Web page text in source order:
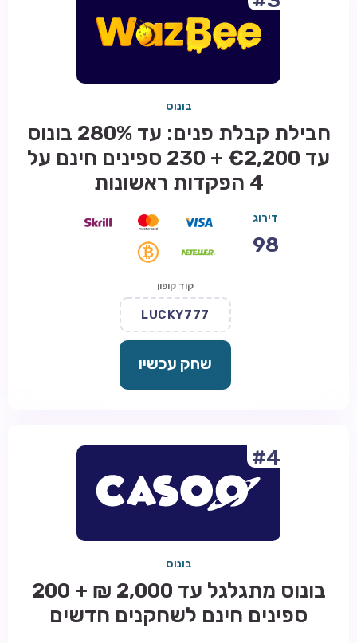
בונוס
חבילת קבלת פנים: עד 280% בונוס
עד €2,200 + 230 ספינים חינם על
4 הפקדות ראשונות
דירוג
98
קוד קופון
LUCKY777
שחק עכשיו
#4
בונוס
בונוס מתגלגל עד 2,000 ₪ + 200
ספינים חינם לשחקנים חדשים